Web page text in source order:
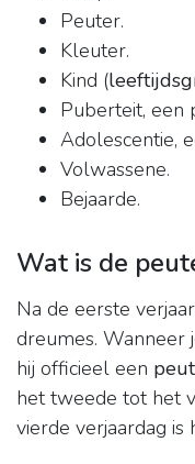
Peuter.
Kleuter.
Kind (
Puberteit, een
Adolescentie,
Volwassene.
Bejaarde.
Wat is de
Na de eerste
dreumes. Wanneer
hij officieel een
het tweede tot het
vierde verjaardag